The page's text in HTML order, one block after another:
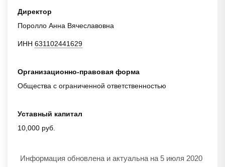
Директор
Поролло Анна Вячеславовна
ИНН 631102441629
Организационно-правовая форма
Общества с ограниченной ответственностью
Уставный капитал
10,000 руб.
Информация обновлена и актуальна на 5 июля 2020